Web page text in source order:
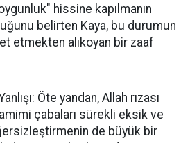
hissine kapılmanın
belirten Kaya, bu durumun
etmekten alıkoyan bir zaaf
Öte yandan, Allah rızası
çabaları sürekli eksik ve
de büyük bir